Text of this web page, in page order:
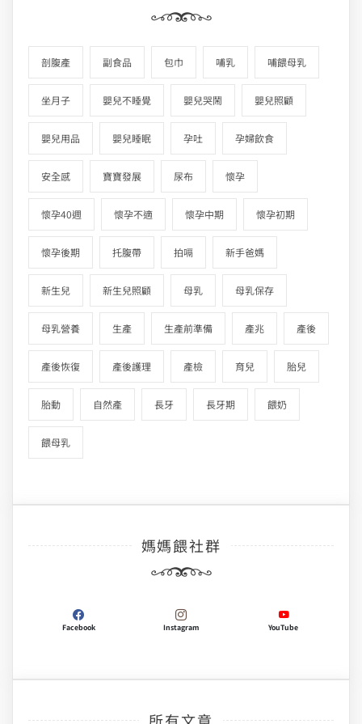
剖腹產 副食品 包巾 哺乳 哺餵母乳
坐月子 嬰兒不睡覺 嬰兒哭鬧 嬰兒照顧
嬰兒用品 嬰兒睡眠 孕吐 孕婦飲食
安全感 寶寶發展 尿布 懷孕
懷孕40週 懷孕不適 懷孕中期 懷孕初期
懷孕後期 托腹帶 拍嗝 新手爸媽
新生兒 新生兒照顧 母乳 母乳保存
母乳營養 生產 生產前準備 產兆 產後
產後恢復 產後護理 產檢 育兒 胎兒
胎動 自然產 長牙 長牙期 餵奶
餵母乳
媽媽餵社群
Facebook Instagram YouTube